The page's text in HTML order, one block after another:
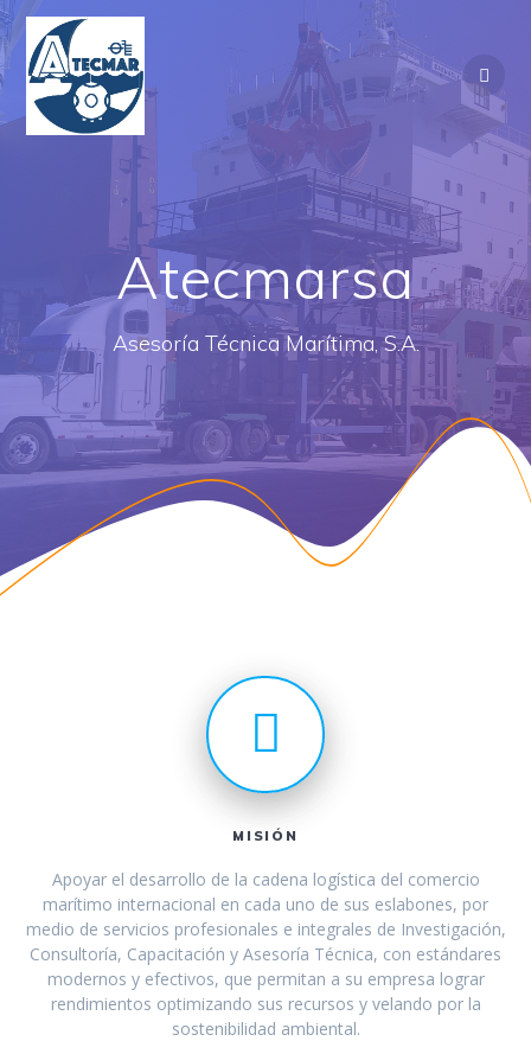
contenido
Atecmarsa
Asesoría Técnica Marítima, S.A.
MISIÓN
Apoyar el desarrollo de la cadena logística del comercio
marítimo internacional en cada uno de sus eslabones, por
medio de servicios profesionales e integrales de Investigación,
Consultoría, Capacitación y Asesoría Técnica, con estándares
modernos y efectivos, que permitan a su empresa lograr
rendimientos optimizando sus recursos y velando por la
sostenibilidad ambiental.